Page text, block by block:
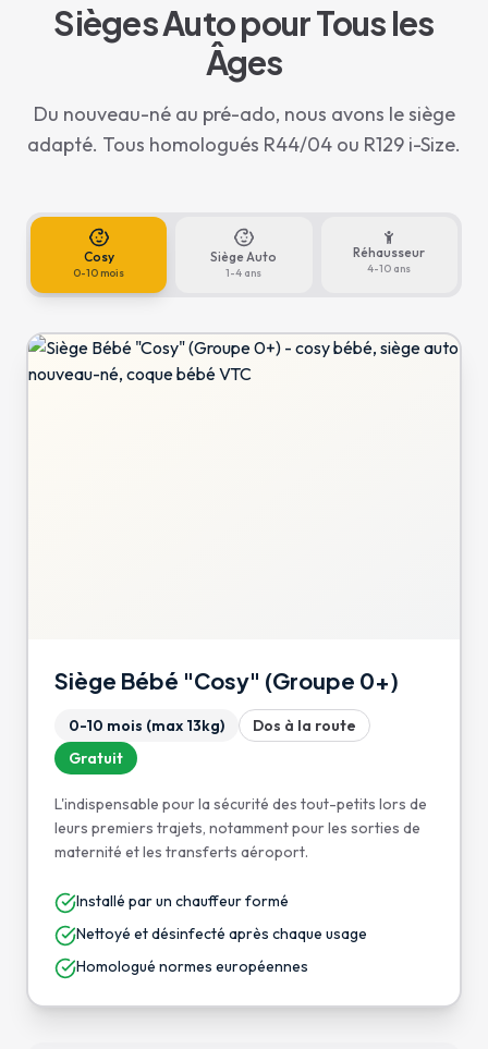
Sièges Auto pour Tous les
Âges
Du nouveau-né au pré-ado, nous avons le siège
adapté. Tous homologués R44/04 ou R129 i-Size.
Cosy
0-10 mois
Siège Auto
1-4 ans
Réhausseur
4-10 ans
Siège Bébé "Cosy" (Groupe 0+)
0-10 mois (max 13kg)
Dos à la route
Gratuit
L'indispensable pour la sécurité des tout-petits lors de
leurs premiers trajets, notamment pour les sorties de
maternité et les transferts aéroport.
Installé par un chauffeur formé
Nettoyé et désinfecté après chaque usage
Homologué normes européennes